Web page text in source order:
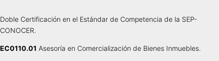
Doble Certificación en el Estándar de Competencia de la SEP-
CONOCER.
EC0110.01 Asesoría en Comercialización de Bienes Inmuebles.